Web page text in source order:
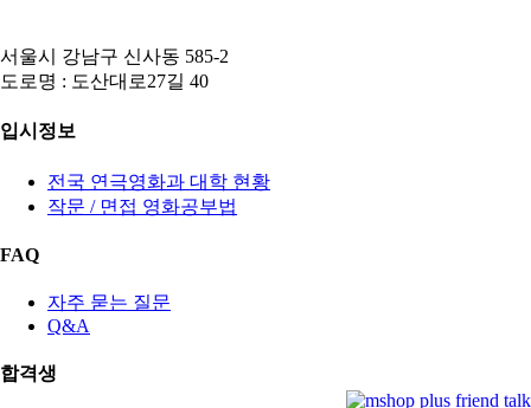
서울시 강남구 신사동 585-2
도로명 : 도산대로27길 40
입시정보
전국 연극영화과 대학 현황
작문 / 면접 영화공부법
FAQ
자주 묻는 질문
Q&A
합격생